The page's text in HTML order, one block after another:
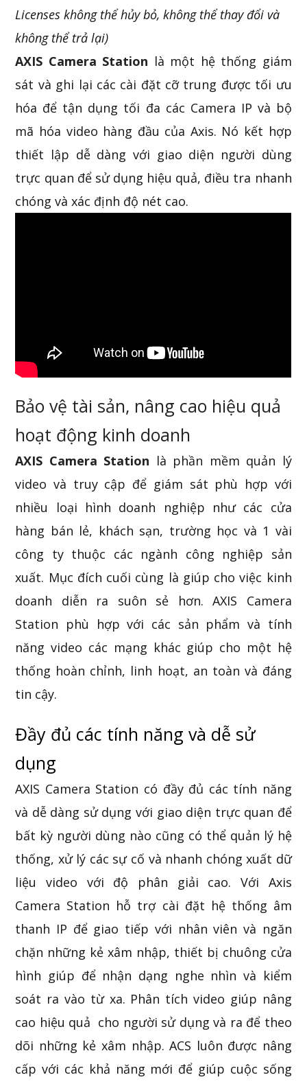
Licenses không thể hủy bỏ, không thể thay đổi và
không thể trả lại)
AXIS Camera Station là một hệ thống giám
sát và ghi lại các cài đặt cỡ trung được tối ưu
hóa để tận dụng tối đa các Camera IP và bộ
mã hóa video hàng đầu của Axis. Nó kết hợp
thiết lập dễ dàng với giao diện người dùng
trực quan để sử dụng hiệu quả, điều tra nhanh
chóng và xác định độ nét cao.
Bảo vệ tài sản, nâng cao hiệu quả
hoạt động kinh doanh
AXIS Camera Station là phần mềm quản lý
video và truy cập để giám sát phù hợp với
nhiều loại hình doanh nghiệp như các cửa
hàng bán lẻ, khách sạn, trường học và 1 vài
công ty thuộc các ngành công nghiệp sản
xuất. Mục đích cuối cùng là giúp cho việc kinh
doanh diễn ra suôn sẻ hơn. AXIS Camera
Station phù hợp với các sản phẩm và tính
năng video các mạng khác giúp cho một hệ
thống hoàn chỉnh, linh hoạt, an toàn và đáng
tin cậy.
Đầy đủ các tính năng và dễ sử
dụng
AXIS Camera Station có đầy đủ các tính năng
và dễ dàng sử dụng với giao diện trực quan để
bất kỳ người dùng nào cũng có thể quản lý hệ
thống, xử lý các sự cố và nhanh chóng xuất dữ
liệu video với độ phân giải cao. Với Axis
Camera Station hỗ trợ cài đặt hệ thống âm
thanh IP để giao tiếp với nhân viên và ngăn
chặn những kẻ xâm nhập, thiết bị chuông cửa
hình giúp để nhận dạng nghe nhìn và kiểm
soát ra vào từ xa. Phân tích video giúp nâng
cao hiệu quả cho người sử dụng và ra để theo
dõi những kẻ xâm nhập. ACS luôn được nâng
cấp với các khả năng mới để giúp cuộc sống